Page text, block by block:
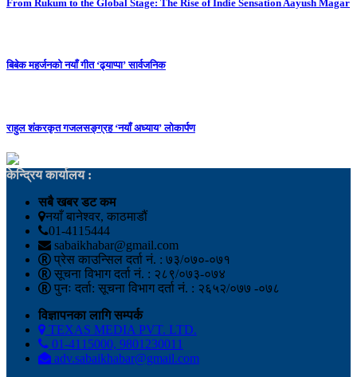
From Rukum to the Global Stage: The Rise of Indie Sensation Aayush Magar
बिबेक महर्जनको नयाँ गीत ‘ढ्याप्पा’ सार्वजनिक
राहुल शंकरकृत गजलसङ्ग्रह ‘नयाँ अध्याय’ लोकार्पण
केन्द्रिय कार्यालय :
सबै खबर डट कम
नयाँ बानेश्वर, काठमाडौं
01-4115444
sabaikhabar@gmail.com
प्रेस काउन्सिल दर्ता नं. : ७३/०७०-०७१
सूचना विभाग दर्ता नं. : २८९/०७३-०७४
पुनः दर्ता: सूचना विभाग दर्ता नं. : २६५२/०७७ -०७८
विज्ञापनका लागि सम्पर्क
TEXAS MEDIA PVT. LTD.
01-4115000, 9801230011
adv.sabaikhabar@gmail.com